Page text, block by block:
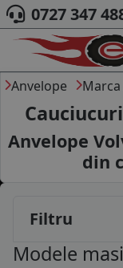
0727 347
Anvelope
Cauciucuri
Anvelope
din
Filtru
Modele